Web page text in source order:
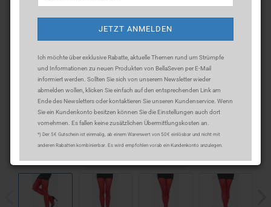
Ich möchte über exklusive Rabatte, aktuelle Themen rund um Strümpfe
und Informationen zu neuen Produkten von BellaSeven per E-Mail
informiert werden. Sollten Sie sich von unserem Newsletter wieder
abmelden wollen, klicken Sie einfach auf den entsprechenden Link am
Ende des Newsletters oder kontaktieren Sie unseren Kundenservice. Wenn
Sie ein Kundenkonto besitzen können Sie die Einstellungen auch dort
vornehmen. Es fallen keine zusätzlichen Übermittlungskosten an.
*) Der 5€ Gutschein ist einmalig, ab einem Warenwert von 50€ einlösbar und nicht mit
anderen Rabatten kombinierbar. Es wird empfohlen vorab ein Kundenkonto anzulegen.